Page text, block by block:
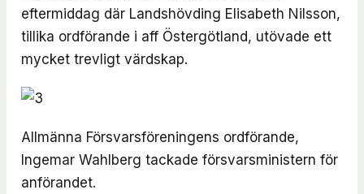
eftermiddag där Landshövding Elisabeth Nilsson,
tillika ordförande i aff Östergötland, utövade ett
mycket trevligt värdskap.
Allmänna Försvarsföreningens ordförande,
Ingemar Wahlberg tackade försvarsministern för
anförandet.